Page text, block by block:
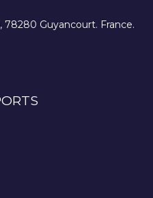
78280 Guyancourt. France.